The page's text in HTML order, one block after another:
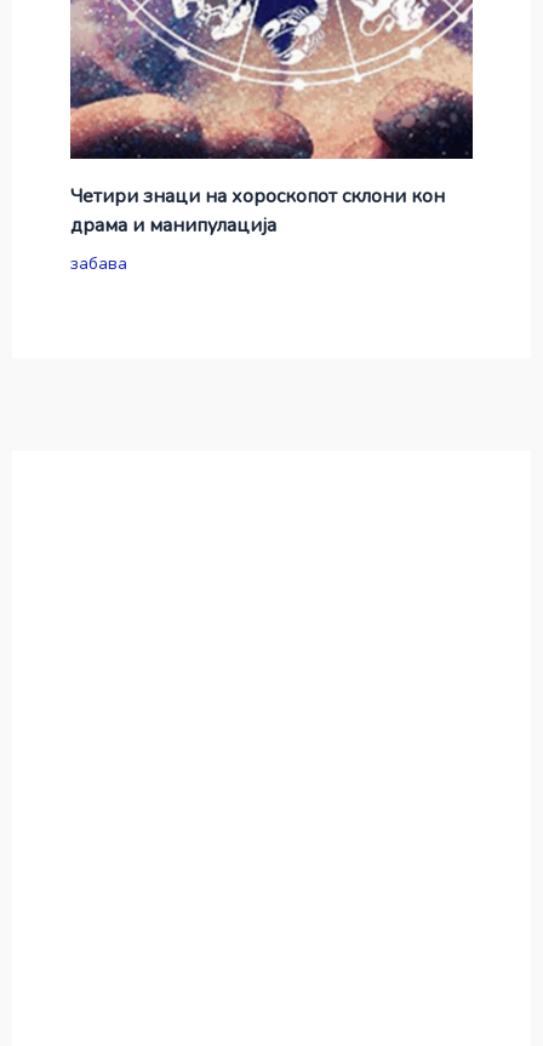
Четири знаци на хороскопот склони кон
драма и манипулација
забава